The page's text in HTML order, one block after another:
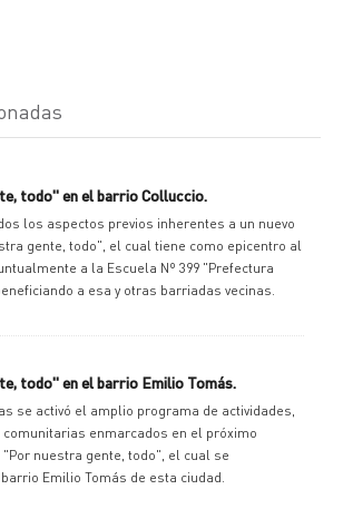
todo" en el barrio Colluccio.
los aspectos previos inherentes a un nuevo
gente, todo", el cual tiene como epicentro al
a la Escuela Nº 399 "Prefectura
a esa y otras barriadas vecinas.
todo" en el barrio Emilio Tomás.
se activó el amplio programa de actividades,
enmarcados en el próximo
nuestra gente, todo", el cual se
Emilio Tomás de esta ciudad.